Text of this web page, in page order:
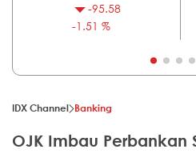
-95.58
-1.51 %
IDX Channel Banking
OJK Imbau Perbankan